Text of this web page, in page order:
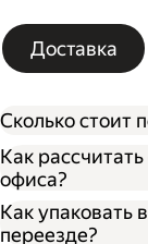
Доставка
Сколько стоит
Типа
Как
офиса?
Как упаковать
переезде?